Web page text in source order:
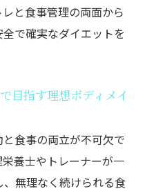
と食事管理の両面から
で確実なダイエットを
目指す理想ボディメイ
食事の両立が不可欠で
養士やトレーナーが一
無理なく続けられる食